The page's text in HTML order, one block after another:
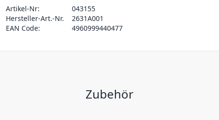
Artikel-Nr:
043155
Hersteller-Art.-Nr.
2631A001
EAN Code:
4960999440477
Zubehör